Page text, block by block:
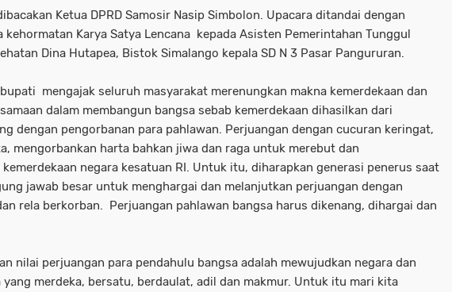
Ketua DPRD Samosir Nasip Simbolon. Upacara ditandai dengan
kehormatan Karya Satya Lencana kepada Asisten Pemerintahan Tunggul
Dina Hutapea, Bistok Simalango kepala SD N 3 Pasar Pangururan.
mengajak seluruh masyarakat merenungkan makna kemerdekaan dan
dalam membangun bangsa sebab kemerdekaan dihasilkan dari
dengan pengorbanan para pahlawan. Perjuangan dengan cucuran keringat,
mengorbankan harta bahkan jiwa dan raga untuk merebut dan
negara kesatuan RI. Untuk itu, diharapkan generasi penerus saat
jawab besar untuk menghargai dan melanjutkan perjuangan dengan
rela berkorban. Perjuangan pahlawan bangsa harus dikenang, dihargai dan
nilai perjuangan para pendahulu bangsa adalah mewujudkan negara dan
yang merdeka, bersatu, berdaulat, adil dan makmur. Untuk itu mari kita